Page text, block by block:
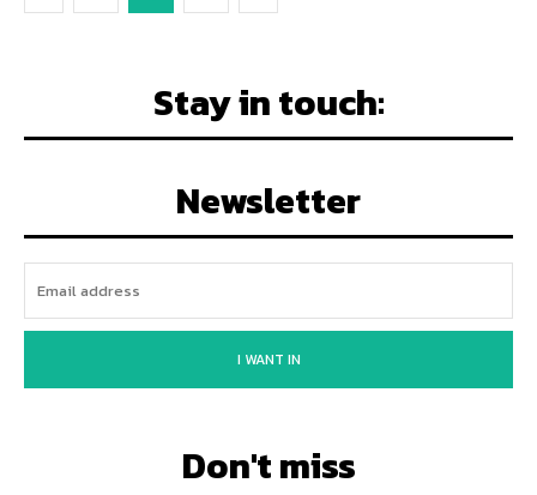
Stay in touch:
Newsletter
I WANT IN
Don't miss